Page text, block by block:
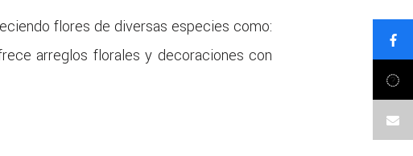
flores de diversas especies como:
arreglos florales y decoraciones con